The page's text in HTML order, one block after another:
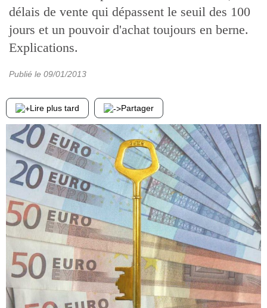
délais de vente qui dépassent le seuil des 100
jours et un pouvoir d'achat toujours en berne.
Explications.
Publié le 09/01/2013
Lire plus tard Partager